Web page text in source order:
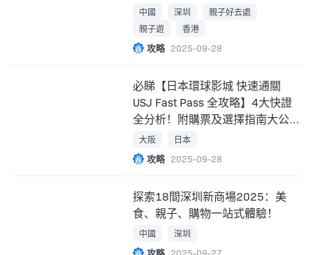
中國 深圳
親子好去處
親子遊
香港
攻略 2025-09-28
必睇【日本環球影城 快速通關
USJ Fast Pass 全攻略】4大快證
全分析！附購票及選擇指南大公
開！
大阪 日本
攻略 2025-09-28
探索18間深圳新商場2025：美
食、親子、購物一站式體驗！
中國 深圳